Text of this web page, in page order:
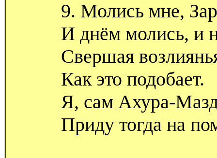
9. Молись мне,
И днём молись, и
Свершая
Как это подобает.
Я, сам Ахура-
Приду тогда на